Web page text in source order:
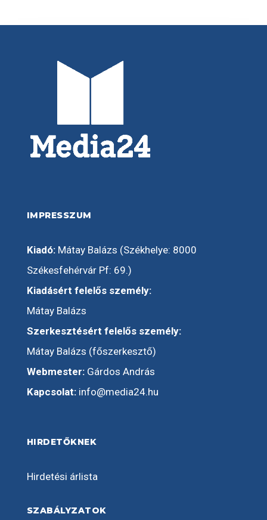
IMPRESSZUM
Kiadó:Mátay Balázs (Székhelye: 8000
Székesfehérvár Pf: 69.)
Kiadásért felelős személy:
Mátay Balázs
Szerkesztésért felelős személy:
Mátay Balázs (főszerkesztő)
Webmester:Gárdos András
Kapcsolat: info@media24.hu
HIRDETŐKNEK
Hirdetési árlista
SZABÁLYZATOK